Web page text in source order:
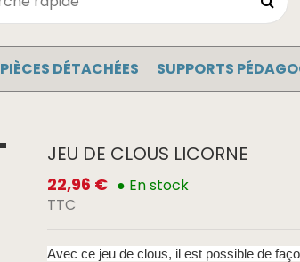
PIÈCES DÉTACHÉES SUPPORTS
JEU DE CLOUS LICORNE
22,96 € ● En stock
TTC
Avec ce jeu de clous, il est possible de